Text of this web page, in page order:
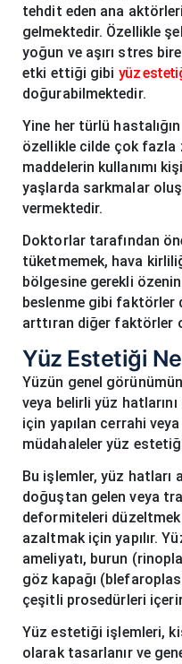
tehdit eden ana
gelmektedir. Özellikle
yoğun ve aşırı stres
etki ettiği gibi yüz
doğurabilmektedir.
Yine her türlü
özellikle cilde çok fazla
maddelerin kullanımı
yaşlarda sarkmalar
vermektedir.
Doktorlar tarafından
tüketmemek, hava
bölgesine gerekli
beslenme gibi faktörler
arttıran diğer faktörler
Yüz Estetiği
Yüzün genel
veya belirli yüz
için yapılan cerrahi
müdahaleler yüz
Bu işlemler, yüz hatları
doğuştan gelen veya
deformiteleri
azaltmak için yapılır.
ameliyatı, burun
göz kapağı
çeşitli prosedürleri
Yüz estetiği işlemleri,
olarak tasarlanır ve